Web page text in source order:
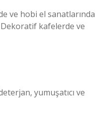
ve hobi el sanatlarında
kafelerde ve
yumuşatıcı ve